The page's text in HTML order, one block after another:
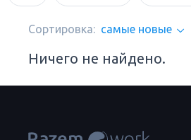
Сортировка: самые новые
Ничего не найдено.